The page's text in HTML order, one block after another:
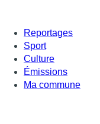
Reportages
Sport
Culture
Émissions
Ma commune